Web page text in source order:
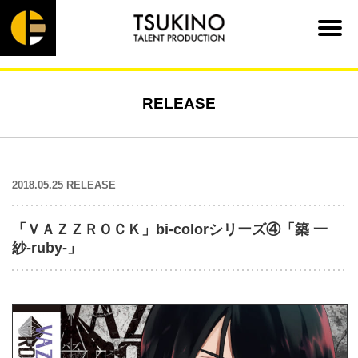
RELEASE
2018.05.25 RELEASE
「ＶＡＺＺＲＯＣＫ」bi-colorシリーズ④「築 一
紗-ruby-」